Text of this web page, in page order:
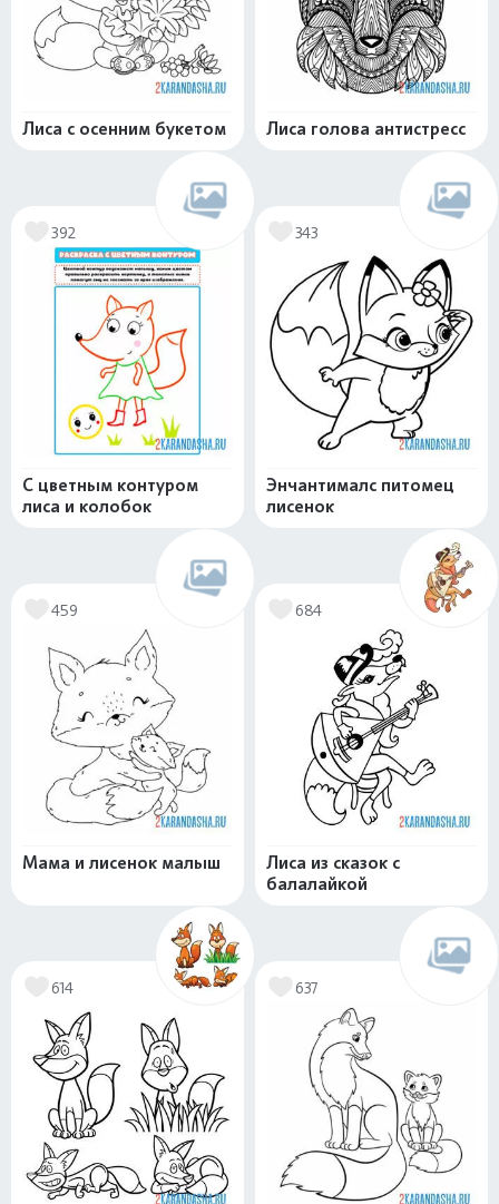
Лиса с осенним букетом Лиса голова антистресс
392
С цветным контуром
лиса и колобок
343
Энчантималс питомец
лисенок
459
Мама и лисенок малыш
684
Лиса из сказок с
балалайкой
614 637